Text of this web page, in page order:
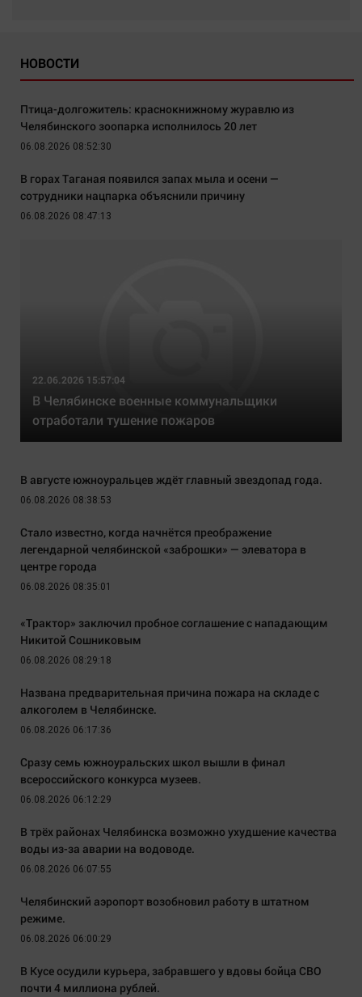
НОВОСТИ
Птица-долгожитель: краснокнижному журавлю из
Челябинского зоопарка исполнилось 20 лет
06.08.2026 08:52:30
В горах Таганая появился запах мыла и осени —
сотрудники нацпарка объяснили причину
06.08.2026 08:47:13
22.06.2026 15:57:04
В Челябинске военные коммунальщики
отработали тушение пожаров
В августе южноуральцев ждёт главный звездопад года.
06.08.2026 08:38:53
Стало известно, когда начнётся преображение
легендарной челябинской «заброшки» — элеватора в
центре города
06.08.2026 08:35:01
«Трактор» заключил пробное соглашение с нападающим
Никитой Сошниковым
06.08.2026 08:29:18
Названа предварительная причина пожара на складе с
алкоголем в Челябинске.
06.08.2026 06:17:36
Сразу семь южноуральских школ вышли в финал
всероссийского конкурса музеев.
06.08.2026 06:12:29
В трёх районах Челябинска возможно ухудшение качества
воды из-за аварии на водоводе.
06.08.2026 06:07:55
Челябинский аэропорт возобновил работу в штатном
режиме.
06.08.2026 06:00:29
В Кусе осудили курьера, забравшего у вдовы бойца СВО
почти 4 миллиона рублей.